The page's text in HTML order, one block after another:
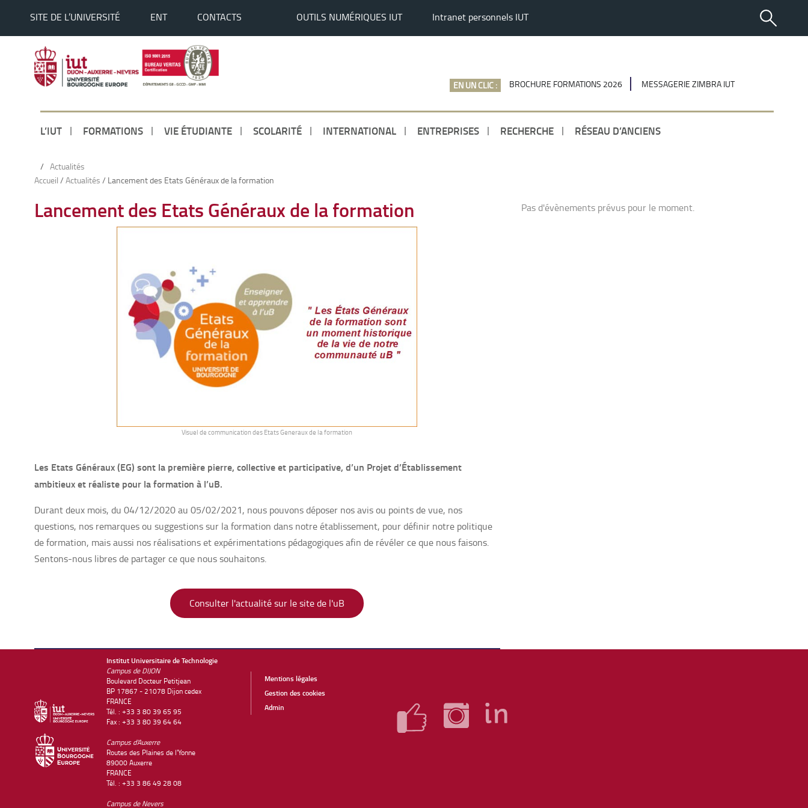
SITE DE L’UNIVERSITÉ ENT CONTACTS OUTILS NUMÉRIQUES IUT Intranet personnels IUT
EN UN CLIC : BROCHURE FORMATIONS 2026 MESSAGERIE ZIMBRA IUT
L’IUT FORMATIONS VIE ÉTUDIANTE SCOLARITÉ INTERNATIONAL ENTREPRISES RECHERCHE RÉSEAU D’ANCIENS
/ Actualités
Accueil / Actualités / Lancement des Etats Généraux de la formation
Lancement des Etats Généraux de la formation
Visuel de communication des Etats Generaux de la formation
Les Etats Généraux (EG) sont la première pierre, collective et participative, d’un Projet d’Établissement
ambitieux et réaliste pour la formation à l’uB.
Durant deux mois, du 04/12/2020 au 05/02/2021, nous pouvons déposer nos avis ou points de vue, nos
questions, nos remarques ou suggestions sur la formation dans notre établissement, pour définir notre politique
de formation, mais aussi nos réalisations et expérimentations pédagogiques afin de révéler ce que nous faisons.
Sentons-nous libres de partager ce que nous souhaitons.
Consulter l'actualité sur le site de l'uB
Pas d'évènements prévus pour le moment.
Institut Universitaire de Technologie
Campus de DIJON
Boulevard Docteur Petitjean
BP 17867 - 21078 Dijon cedex
FRANCE
Tél. : +33 3 80 39 65 95
Fax : +33 3 80 39 64 64
Campus d'Auxerre
Routes des Plaines de l'Yonne
89000 Auxerre
FRANCE
Tél. : +33 3 86 49 28 08
Campus de Nevers
Mentions légales
Gestion des cookies
Admin